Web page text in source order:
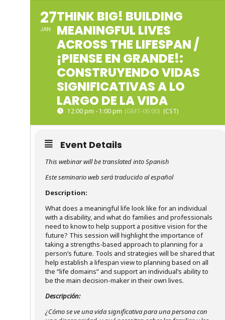
27
JAN
THINK BIG! BUILDING
MEANINGFUL LIVES
ACROSS THE LIFESPAN /
¡PIENSE EN GRANDE!:
CONSTRUYENDO VIDAS
SIGNIFICATIVAS A LO
LARGO DE LA VIDA
12:00 pm - 1:00 pm (GMT-06:00)
Event Details
This webinar will be translated into Spanish
Este seminario web será traducido al español
Description:
What does a meaningful life look like for an individual
with a disability, and what do families and professionals
need to know to help support a positive vision for the
future? This session will highlight the importance of
taking a strengths-based approach to planning for a
person’s future. Tools and strategies will be shared that
help establish a lifespan view to planning based on all
the “life domains” and support an individual’s ability to
be the main decision-maker in their own lives.
Descripción:
¿Cómo se ve una vida significativa para una persona con